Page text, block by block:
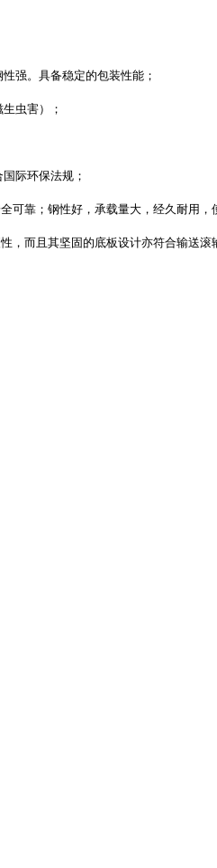
强。具备稳定的包装性能；
虫害）；
际环保法规；
可靠；钢性好，承载量大，经久耐用，
而且其坚固的底板设计亦符合输送滚